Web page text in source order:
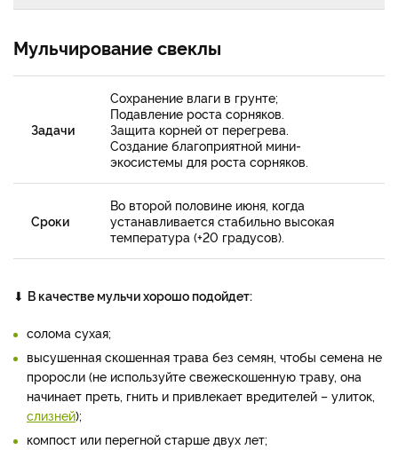
Мульчирование свеклы
Задачи
Сохранение влаги в грунте;
Подавление роста сорняков.
Защита корней от перегрева.
Создание благоприятной мини-
экосистемы для роста сорняков.
Сроки
Во второй половине июня, когда
устанавливается стабильно высокая
температура (+20 градусов).
⬇ В качестве мульчи хорошо подойдет:
солома сухая;
высушенная скошенная трава без семян, чтобы семена не
проросли (не используйте свежескошенную траву, она
начинает преть, гнить и привлекает вредителей – улиток,
слизней);
компост или перегной старше двух лет;